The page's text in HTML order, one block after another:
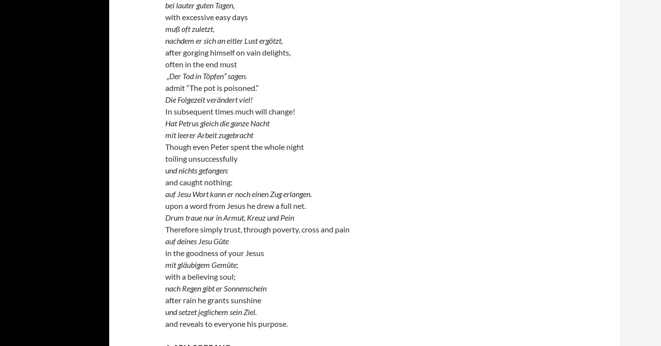
bei lauter guten Tagen,
with excessive easy days
muß oft zuletzt,
nachdem er sich an eitler Lust ergötzt,
after gorging himself on vain delights,
often in the end must
„Der Tod in Töpfen” sagen.
admit “The pot is poisoned.”
Die Folgezeit verändert viel!
In subsequent times much will change!
Hat Petrus gleich die ganze Nacht
mit leerer Arbeit zugebracht
Though even Peter spent the whole night
toiling unsuccessfully
und nichts gefangen:
and caught nothing:
auf Jesu Wort kann er noch einen Zug erlangen.
upon a word from Jesus he drew a full net.
Drum traue nur in Armut, Kreuz und Pein
Therefore simply trust, through poverty, cross and pain
auf deines Jesu Güte
in the goodness of your Jesus
mit gläubigem Gemüte;
with a believing soul;
nach Regen gibt er Sonnenschein
after rain he grants sunshine
und setzet jeglichem sein Ziel.
and reveals to everyone his purpose.